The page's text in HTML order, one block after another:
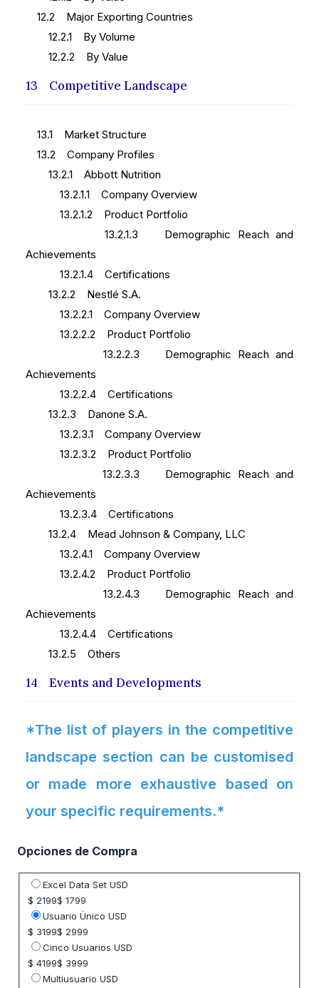
12.2 Major Exporting Countries
12.2.1 By Volume
12.2.2 By Value
13 Competitive Landscape
13.1 Market Structure
13.2 Company Profiles
13.2.1 Abbott Nutrition
13.2.1.1 Company Overview
13.2.1.2 Product Portfolio
13.2.1.3 Demographic Reach and
Achievements
13.2.1.4 Certifications
13.2.2 Nestlé S.A.
13.2.2.1 Company Overview
13.2.2.2 Product Portfolio
13.2.2.3 Demographic Reach and
Achievements
13.2.2.4 Certifications
13.2.3 Danone S.A.
13.2.3.1 Company Overview
13.2.3.2 Product Portfolio
13.2.3.3 Demographic Reach and
Achievements
13.2.3.4 Certifications
13.2.4 Mead Johnson & Company, LLC
13.2.4.1 Company Overview
13.2.4.2 Product Portfolio
13.2.4.3 Demographic Reach and
Achievements
13.2.4.4 Certifications
13.2.5 Others
14 Events and Developments
*The list of players in the competitive
landscape section can be customised
or made more exhaustive based on
your specific requirements.*
Opciones de Compra
Seleccione opción de precio
Excel Data Set USD
$ 2199$ 1799
Usuario Único USD
$ 3199$ 2999
Cinco Usuarios USD
$ 4199$ 3999
Multiusuario USD